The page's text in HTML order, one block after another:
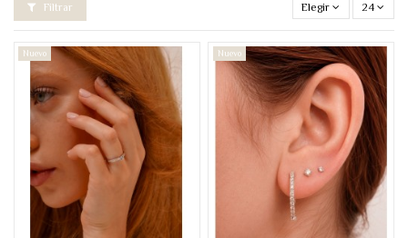
Filtrar Elegir 24
Nuevo Nuevo